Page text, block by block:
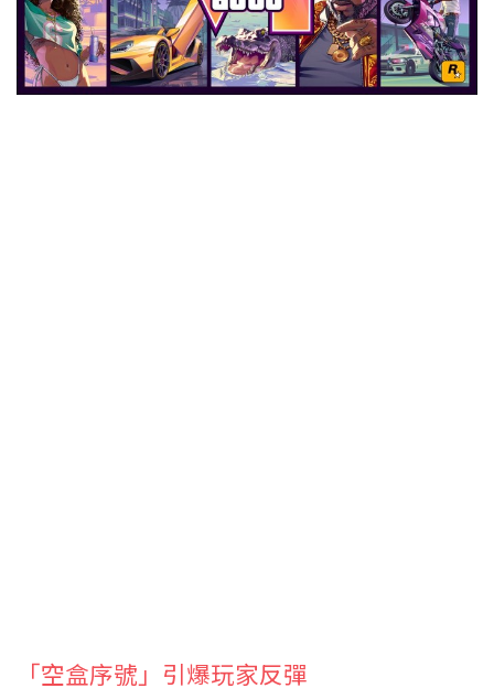
「空盒序號」引爆玩家反彈